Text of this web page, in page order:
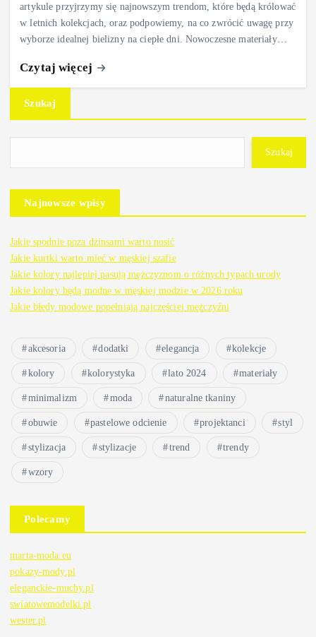
artykule przyjrzymy się najnowszym trendom, które będą królować
w letnich kolekcjach, oraz podpowiemy, na co zwrócić uwagę przy
wyborze idealnej bielizny na ciepłe dni. Nowoczesne materiały…
Czytaj więcej
Szukaj
Szukaj
Najnowsze wpisy
Jakie spodnie poza dżinsami warto nosić
Jakie kurtki warto mieć w męskiej szafie
Jakie kolory najlepiej pasują mężczyznom o różnych typach urody
Jakie kolory będą modne w męskiej modzie w 2026 roku
Jakie błędy modowe popełniają najczęściej mężczyźni
akcesoria dodatki elegancja kolekcje
kolory kolorystyka lato 2024 materiały
minimalizm moda naturalne tkaniny
obuwie pastelowe odcienie projektanci styl
stylizacja stylizacje trend trendy
wzory
Polecamy
marta-moda.eu
pokazy-mody.pl
eleganckie-muchy.pl
swiatowemodelki.pl
wester.pl